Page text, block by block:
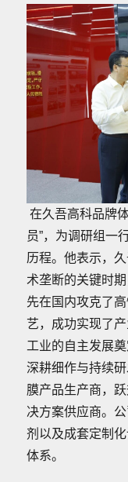
在久吾高科品牌
员”，为调研组一
历程。他表示，
术垄断的关键时
先在国内攻克了
艺，成功实现了
工业的自主发展
深耕细作与持续
膜产品生产商，
决方案供应商。
剂以及成套定制
体系。